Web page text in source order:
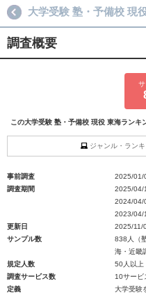
大学受験 塾・予備校 現
調査概要
この大学受験 塾・予備校 現役 東海ランキ
ジャンル・ラン
事前調査
2025/01/
調査期間
2025/04/
2024/04/
2023/04/
更新日
2025/11/
サンプル数
838人（
海・近畿
規定人数
50人以上
調査サービス数
10サービ
定義
大学受験